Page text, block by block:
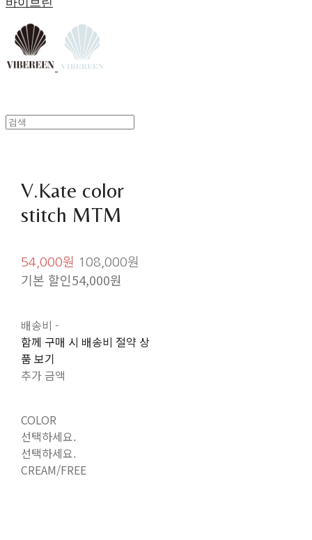
V.Kate color
stitch MTM
54,000원 108,000원
기본 할인54,000원
배송비 -
함께 구매 시 배송비 절약 상
품 보기
추가 금액
COLOR
선택하세요.
선택하세요.
CREAM/FREE